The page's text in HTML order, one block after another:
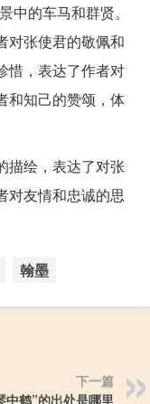
中的车马和群贤。
对张使君的敬佩和
惜，表达了作者对
和知己的赞颂，体
描绘，表达了对张
对友情和忠诚的思
翰墨
下一篇
中鹤”的出处是哪里